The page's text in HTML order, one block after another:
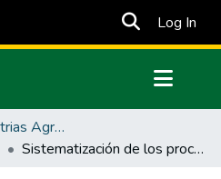
Log In
Facultad de Industrias Agropecuarias y Ciencias Ambientales
Sistematización de los procesos de caja común de ahorro y crédito de organizaciones sociales